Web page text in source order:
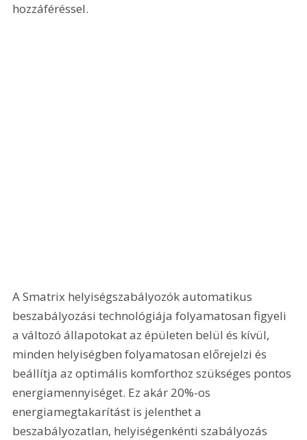
hozzáféréssel.
A Smatrix helyiségszabályozók automatikus
beszabályozási technológiája folyamatosan figyeli
a változó állapotokat az épületen belül és kívül,
minden helyiségben folyamatosan előrejelzi és
beállítja az optimális komforthoz szükséges pontos
energiamennyiséget. Ez akár 20%-os
energiamegtakarítást is jelenthet a
beszabályozatlan, helyiségenkénti szabályozás